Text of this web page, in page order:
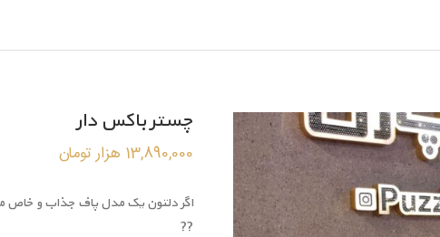
چستر باکس دار
13,890,000 هزار تومان
اگر دلتون یک مدل پاف جذاب و خاص
??